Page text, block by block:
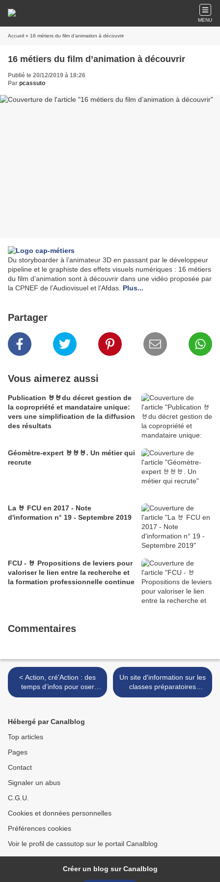
MENU
Accueil » 16 métiers du film d’animation à découvrir
16 métiers du film d’animation à découvrir
Publié le 20/12/2019 à 18:26
Par pcassuto
Du storyboarder à l’animateur 3D en passant par le développeur
pipeline et le graphiste des effets visuels numériques : 16 métiers
du film d’animation sont à découvrir dans une vidéo proposée par
la CPNEF de l'Audiovisuel et l'Afdas. Plus...
Partager
Vous aimerez aussi
Publication 🤘🤘du décret gestion de
la copropriété et mandataire unique:
vers une simplification de la diffusion
des résultats
Géomètre-expert 🤘🤘🤘. Un métier qui
recrute
La 🤘 FCU en 2017 - Note
d'information n° 19 - Septembre 2019
FCU - 🤘 Propositions de leviers pour
valoriser le lien entre la recherche et
la formation professionnelle continue
Commentaires
< Action, cré'Action : des
temps d’infos pour oser
entreprendre à Angoulême
Un site d'information sur les
classes préparatoires
scientifiques >
Hébergé par Canalblog
Top articles
Pages
Contact
Signaler un abus
C.G.U.
Cookies et données personnelles
Préférences cookies
Voir le profil de cassutop sur le portail Canalblog
Créer un blog sur Canalblog